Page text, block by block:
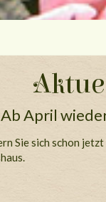
Ab April
Sie sich schon